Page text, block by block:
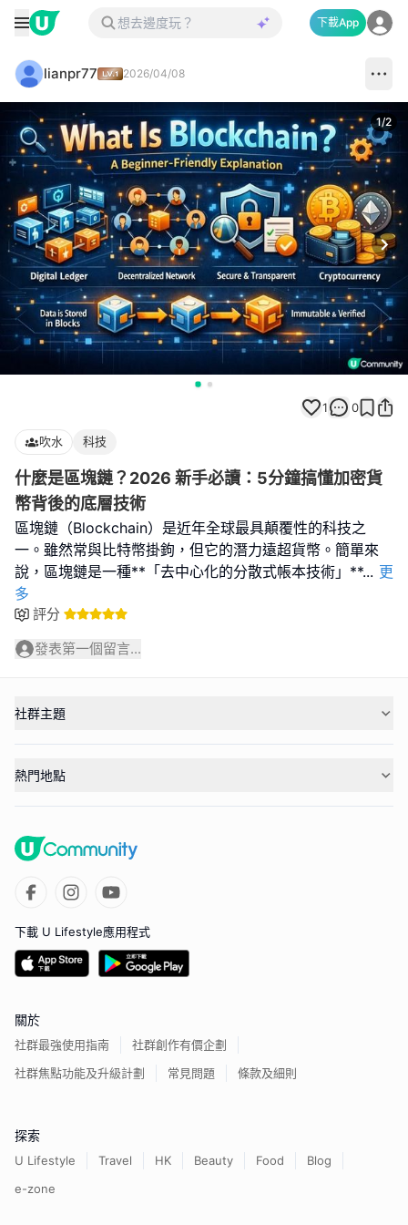
下載App
lianpr77 2026/04/08
1/2
1 0
吹水 科技
什麼是區塊鏈？2026 新手必讀：5分鐘搞懂加密貨
幣背後的底層技術
區塊鏈（Blockchain）是近年全球最具顛覆性的科技之
一。雖然常與比特幣掛鉤，但它的潛力遠超貨幣。簡單來
說，區塊鏈是一種**「去中心化的分散式帳本技術」**... 更
多
評分
發表第一個留言...
社群主題
熱門地點
下載 U Lifestyle應用程式
關於
社群最強使用指南
社群創作有價企劃
社群焦點功能及升級計劃
常見問題 條款及細則
探索
U Lifestyle Travel HK Beauty Food
Blog
e-zone